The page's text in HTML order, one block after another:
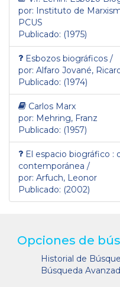
por: Instituto de
PCUS
Publicado: (1975)
Esbozos biográficos /
por: Alfaro Jované,
Publicado: (1974)
Carlos Marx
por: Mehring, Franz
Publicado: (1957)
El espacio biográfico :
contemporánea /
por: Arfuch, Leonor
Publicado: (2002)
Opciones de
Historial de
Búsqueda